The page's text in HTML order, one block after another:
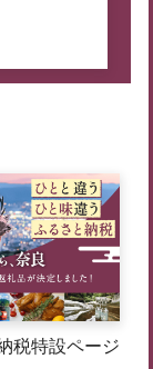
税特設ページ